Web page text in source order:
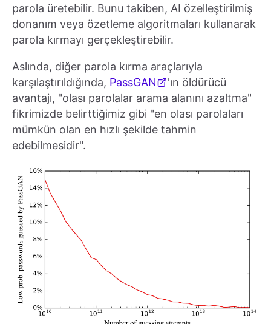
parola üretebilir. Bunu takiben, AI özelleştirilmiş
donanım veya özetleme algoritmaları kullanarak
parola kırmayı gerçekleştirebilir.
Aslında, diğer parola kırma araçlarıyla
karşılaştırıldığında, PassGAN
'ın öldürücü
avantajı, "olası parolalar arama alanını azaltma"
fikrimizde belirttiğimiz gibi "en olası parolaları
mümkün olan en hızlı şekilde tahmin
edebilmesidir".